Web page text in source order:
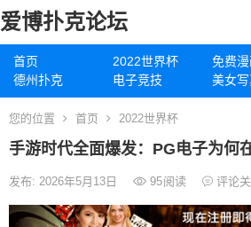
爱博扑克论坛
首页 2022世界杯 免费漫
德州扑克
电子竞技 美女
您的位置 首页 2022世界杯
手游时代全面爆发：PG电子为何
发布: 2026年5月13日 95阅读 评论